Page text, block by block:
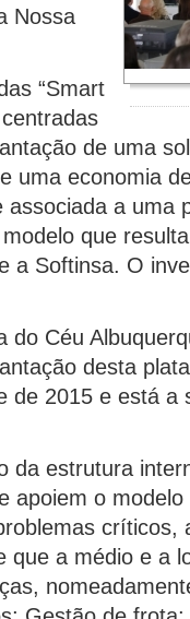
Nossa
“Smart
de uma
uma economia
associada a uma
que
a Softinsa. O
do Céu
desta
de 2015 e está a
da estrutura
apoiem o modelo
críticos,
que a médio e a